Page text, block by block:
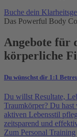
Buche dein
Das Powerful Body
Angebote für
körperliche
Du wünschst dir 1:1
Du willst Resultate,
Traumkörper? Du hast
aktiven Lebensstil
zeitsparend und
Zum Personal Training